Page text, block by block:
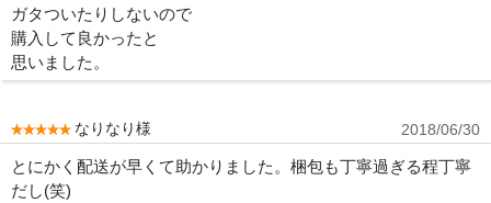
ガタついたりしないので
購入して良かったと
思いました。
なりなり様 2018/06/30
とにかく配送が早くて助かりました。梱包も丁寧過ぎる程丁寧
だし(笑)